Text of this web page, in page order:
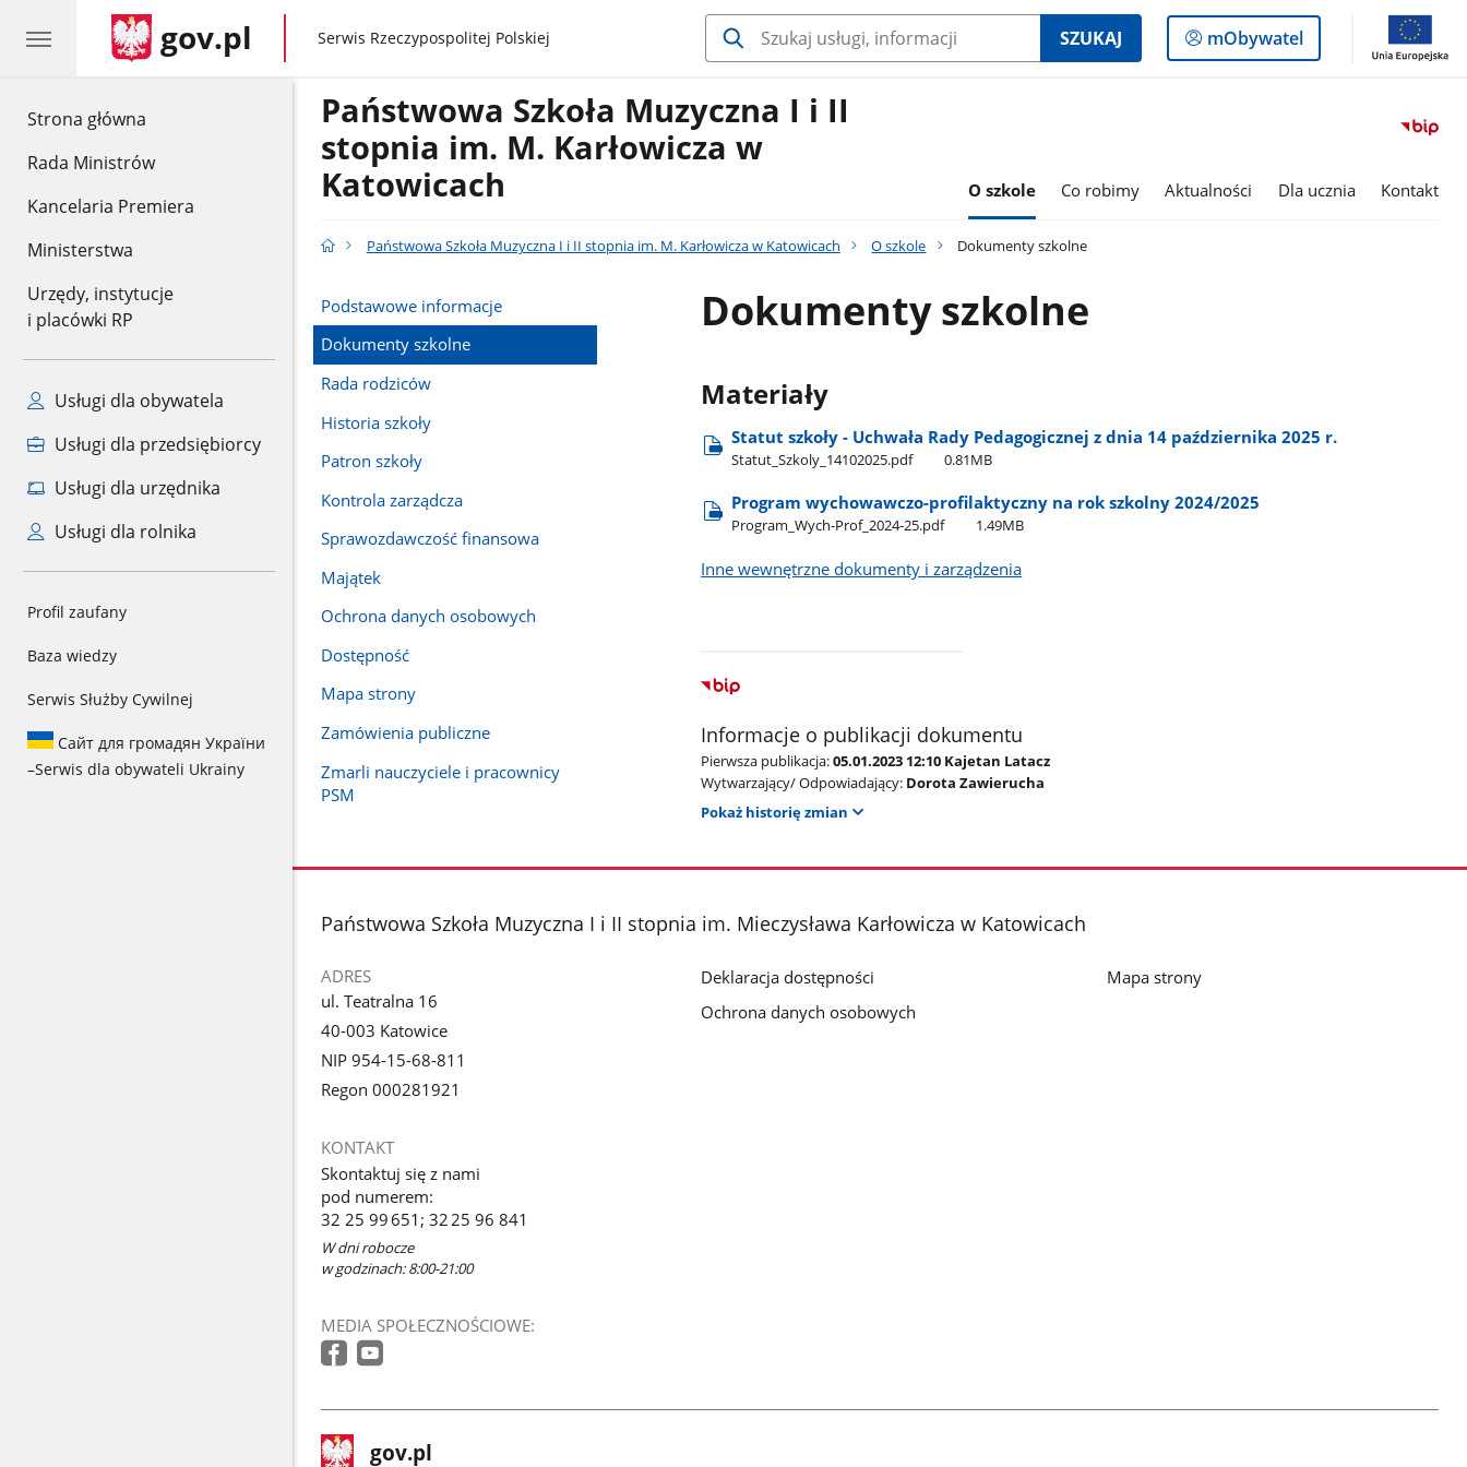
Strona główna
Rada Ministrów
Kancelaria Premiera
Ministerstwa
Urzędy, instytucje
i placówki RP
Usługi dla obywatela
Usługi dla przedsiębiorcy
Usługi dla urzędnika
Usługi dla rolnika
Profil zaufany
Baza wiedzy
Serwis Służby Cywilnej
Сайт для громадян України
–Serwis dla obywateli Ukrainy
gov.pl gov.pl
Serwis Rzeczypospolitej Polskiej SZUKAJ
Logowanie
do
mObywatel
Państwowa Szkoła Muzyczna I i II
stopnia im. M. Karłowicza w
Katowicach
O szkole Co robimy Aktualności Dla ucznia Kontakt
Państwowa Szkoła Muzyczna I i II stopnia im. M. Karłowicza w Katowicach O szkole Dokumenty szkolne
Podstawowe informacje
Dokumenty szkolne
Rada rodziców
Historia szkoły
Patron szkoły
Kontrola zarządcza
Sprawozdawczość finansowa
Majątek
Ochrona danych osobowych
Dostępność
Mapa strony
Zamówienia publiczne
Zmarli nauczyciele i pracownicy
PSM
Dokumenty szkolne
Materiały
Statut szkoły - Uchwała Rady Pedagogicznej z dnia 14 października 2025 r.
Statut​_Szkoly​_14102025.pdf 0.81MB
Program wychowawczo-profilaktyczny na rok szkolny 2024/2025
Program​_Wych-Prof​_2024-25.pdf 1.49MB
Inne wewnętrzne dokumenty i zarządzenia
Informacje o publikacji dokumentu
Pierwsza publikacja:05.01.2023 12:10 Kajetan Latacz
Wytwarzający/ Odpowiadający: Dorota Zawierucha
Pokaż historię zmian
stopka
Państwowa Szkoła Muzyczna I i II stopnia im. Mieczysława Karłowicza w Katowicach
ADRES
ul. Teatralna 16
40-003 Katowice
NIP 954-15-68-811
Regon 000281921
KONTAKT
Skontaktuj się z nami
pod numerem:
32 25 99 651; 32 25 96 841
W dni robocze
w godzinach: 8:00-21:00
MEDIA SPOŁECZNOŚCIOWE:
Deklaracja dostępności
Ochrona danych osobowych
Mapa strony
stopkaStrona
gov.pl